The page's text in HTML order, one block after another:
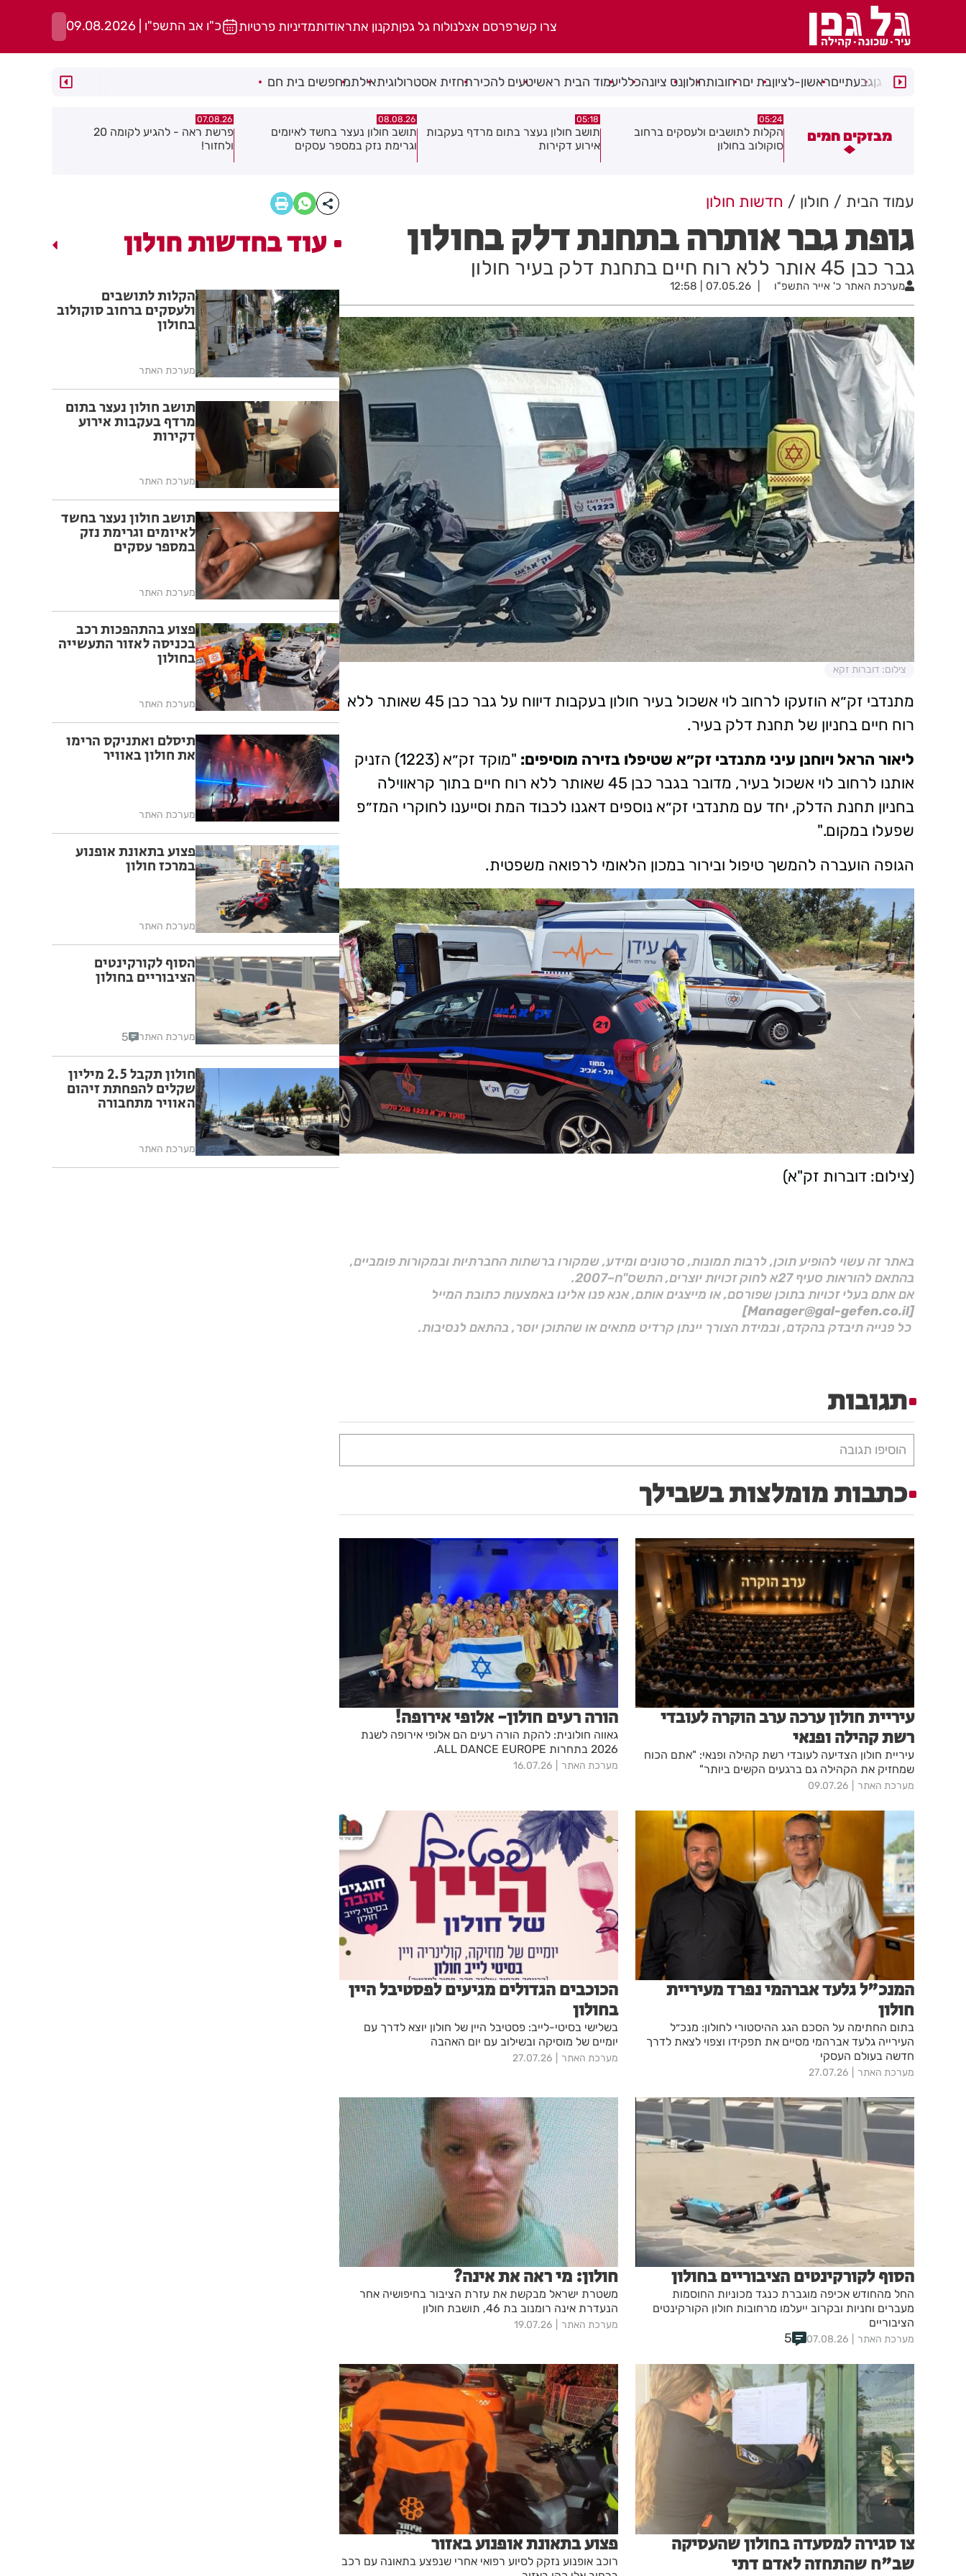
צרו קשרפרסם אצלנולוח גל גפןתקנון אתראודותמדיניות פרטיות כ"ו אב התשפ"ו | 09.08.2026
רמת גןגבעתייםראשון-לציוןבת יםרחובותחולוןנס ציונהכלליעמוד הבית ראשיטעים להכירתחזית אסטרולוגיתאילתמחפשים בית חם
מבזקים חמים
הקלות לתושבים ולעסקים ברחוב
05:18
תושב חולון נעצר בתום מרדף בעקבות
אירוע דקירות
08.08.26
תושב חולון נעצר בחשד לאיומים
וגרימת נזק במספר עסקים
07.08.26
פרשת ראה - להגיע לקומה 20
ולחזור!
07.08.26
פצוע בהתהפכות רכב בכניסה לאזור
התעשייה בחולון
עמוד הבית חולון חדשות חולון
גופת גבר אותרה בתחנת דלק בחולון
גבר כבן 45 אותר ללא רוח חיים בתחנת דלק בעיר חולון
מערכת האתר כ' אייר התשפ"ו 07.05.26 | 12:58
צילום: דוברות זקא
מתנדבי זק״א הוזעקו לרחוב לוי אשכול בעיר חולון בעקבות דיווח על גבר כבן 45 שאותר ללא
רוח חיים בחניון של תחנת דלק בעיר.
ליאור הראל ויוחנן עיני מתנדבי זק״א שטיפלו בזירה מוסיפים:
"מוקד זק״א (1223) הזניק
אותנו לרחוב לוי אשכול בעיר, מדובר בגבר כבן 45 שאותר ללא רוח חיים בתוך קראווילה
בחניון תחנת הדלק, יחד עם מתנדבי זק״א נוספים דאגנו לכבוד המת וסייענו לחוקרי המז״פ
שפעלו במקום."
הגופה הועברה להמשך טיפול ובירור במכון הלאומי לרפואה משפטית.
(צילום: דוברות זק"א)
באתר זה עשוי להופיע תוכן, לרבות תמונות, סרטונים ומידע, שמקורו ברשתות החברתיות ובמקורות פומביים,
בהתאם להוראות סעיף 27א לחוק זכויות יוצרים, התשס"ח–2007.
אם אתם בעלי זכויות בתוכן שפורסם, או מייצגים אותם, אנא פנו אלינו באמצעות כתובת המייל
[Manager@gal-gefen.co.il]
כל פנייה תיבדק בהקדם, ובמידת הצורך יינתן קרדיט מתאים או שהתוכן יוסר, בהתאם לנסיבות.
תגובות
הוסיפו תגובה
כתבות מומלצות בשבילך
עיריית חולון ערכה ערב הוקרה לעובדי
רשת קהילה ופנאי
עיריית חולון הצדיעה לעובדי רשת קהילה ופנאי: "אתם הכוח
שמחזיק את הקהילה גם ברגעים הקשים ביותר"
מערכת האתר 09.07.26
הורה רעים חולון- אלופי אירופה!
גאווה חולונית: להקת הורה רעים הם אלופי אירופה לשנת
2026 בתחרות ALL DANCE EUROPE.
מערכת האתר 16.07.26
המנכ"ל גלעד אברהמי נפרד מעיריית
חולון
בתום החתימה על הסכם הגג ההיסטורי לחולון: מנכ״ל
העירייה גלעד אברהמי מסיים את תפקידו וצפוי לצאת לדרך
חדשה בעולם העסקי
מערכת האתר 27.07.26
הכוכבים הגדולים מגיעים לפסטיבל היין
בחולון
בשלישי בסיטי-לייב: פסטיבל היין של חולון יוצא לדרך עם
יומיים של מוסיקה ובשילוב עם יום האהבה
מערכת האתר 27.07.26
הסוף לקורקינטים הציבוריים בחולון
החל מהחודש אכיפה מוגברת כנגד מכוניות החוסמות
מעברים וחניות ובקרוב ייעלמו מרחובות חולון הקורקינטים
הציבוריים
מערכת האתר 07.08.26
5
חולון: מי ראה את אינה?
משטרת ישראל מבקשת את עזרת הציבור בחיפושיה אחר
הנעדרת אינה רומנוב בת 46, תושבת חולון
מערכת האתר 19.07.26
צו סגירה למסעדה בחולון שהעסיקה
שב"ח שהתחזה לאדם דתי
פצוע בתאונת אופנוע באזור
רוכב אופנוע נזקק לסיוע רפואי אחרי שנפצע בתאונה עם רכב
עוד בחדשות חולון
הקלות לתושבים
ולעסקים ברחוב סוקולוב
בחולון
מערכת האתר
תושב חולון נעצר בתום
מרדף בעקבות אירוע
דקירות
מערכת האתר
תושב חולון נעצר בחשד
לאיומים וגרימת נזק
במספר עסקים
מערכת האתר
פצוע בהתהפכות רכב
בכניסה לאזור התעשייה
בחולון
מערכת האתר
תיסלם ואתניקס הרימו
את חולון באוויר
מערכת האתר
פצוע בתאונת אופנוע
במרכז חולון
מערכת האתר
הסוף לקורקינטים
הציבוריים בחולון
מערכת האתר 5
חולון תקבל 2.5 מיליון
שקלים להפחתת זיהום
האוויר מתחבורה
מערכת האתר